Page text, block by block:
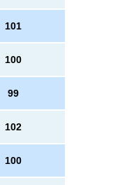
101
100
99
102
100